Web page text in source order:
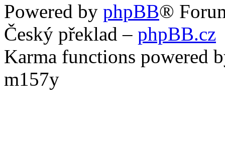
Powered by phpBB®
Český překlad – phpBB.cz
Karma functions powered
m157y